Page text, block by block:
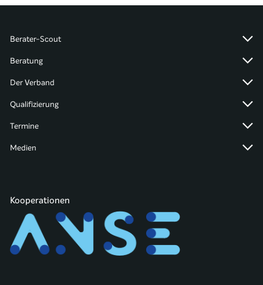
Berater-Scout
Beratung
Der Verband
Qualifizierung
Termine
Medien
Kooperationen